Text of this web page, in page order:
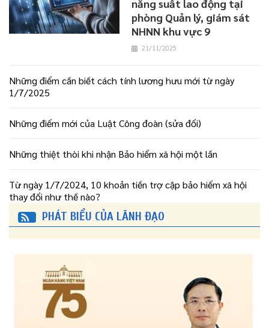
năng suất lao động tại
phòng Quản lý, giám sát
NHNN khu vực 9
21/11/2025
Những điểm cần biết cách tính lương hưu mới từ ngày
1/7/2025
Những điểm mới của Luật Công đoàn (sửa đổi)
Những thiệt thòi khi nhận Bảo hiểm xã hội một lần
Từ ngày 1/7/2024, 10 khoản tiền trợ cập bảo hiểm xã hội
thay đổi như thế nào?
PHÁT BIỂU CỦA LÃNH ĐẠO